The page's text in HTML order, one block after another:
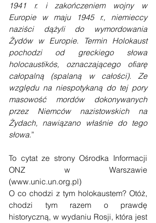
1941 r. i zakończeniem wojny w
Europie w maju 1945 r., niemieccy
naziści dążyli do wymordowania
Żydów w Europie. Termin Holokaust
pochodzi od greckiego słowa
holocaustikós, oznaczającego ofiarę
całopalną (spalaną w całości). Ze
względu na niespotykaną do tej pory
masowość mordów dokonywanych
przez Niemców nazistowskich na
Żydach, nawiązano właśnie do tego
słowa.”
To cytat ze strony Ośrodka Informacji
ONZ w Warszawie
(www.unic.un.org.pl)
O co chodzi z tym holokaustem? Otóż,
chodzi tym razem o prawdę
historyczną, w wydaniu Rosji, która jest